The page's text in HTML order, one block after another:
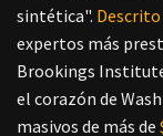
sintética". Descrito
expertos más
Brookings
el corazón de
masivos de más de